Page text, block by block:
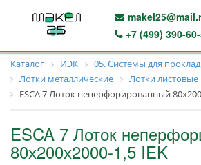
+7 (499) 390-
Каталог ИЭК
05. Системы для
Лотки металлические
Лотки листовые
ESCA 7 Лоток неперфорированный
ESCA 7 Лоток
80х200х2000-1,5 IEK